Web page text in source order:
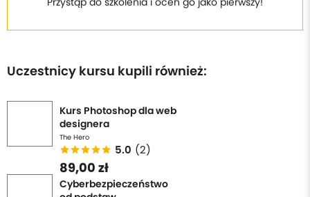
Uczestnicy kursu kupili również:
Kurs Photoshop dla web
designera
The Hero
5.0 (2)
89,00 zł
Cyberbezpieczeństwo